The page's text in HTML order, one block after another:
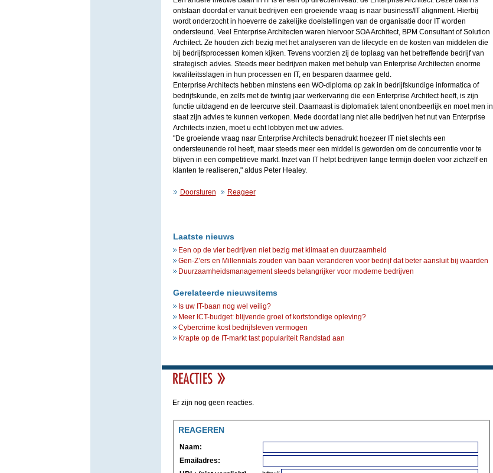
ontstaan doordat er vanuit bedrijven een groeiende vraag is naar business/IT alignment. Hierbij
wordt onderzocht in hoeverre de zakelijke doelstellingen van de organisatie door IT worden
ondersteund. Veel Enterprise Architecten waren hiervoor SOA Architect, BPM Consultant of Solution
Architect. Ze houden zich bezig met het analyseren van de lifecycle en de kosten van middelen die
bij bedrijfsprocessen komen kijken. Tevens voorzien zij de toplaag van het betreffende bedrijf van
strategisch advies. Steeds meer bedrijven maken met behulp van Enterprise Architecten enorme
kwaliteitsslagen in hun processen en IT, en besparen daarmee geld.
Enterprise Architects hebben minstens een WO-diploma op zak in bedrijfskundige informatica of
bedrijfskunde, en zelfs met de twintig jaar werkervaring die een Enterprise Architect heeft, is zijn
functie uitdagend en de leercurve steil. Daarnaast is diplomatiek talent onontbeerlijk en moet men in
staat zijn advies te kunnen verkopen. Mede doordat lang niet alle bedrijven het nut van Enterprise
Architects inzien, moet u echt lobbyen met uw advies.
"De groeiende vraag naar Enterprise Architects benadrukt hoezeer IT niet slechts een
ondersteunende rol heeft, maar steeds meer een middel is geworden om de concurrentie voor te
blijven in een competitieve markt. Inzet van IT helpt bedrijven lange termijn doelen voor zichzelf en
klanten te realiseren," aldus Peter Healey.
Doorsturen Reageer
Laatste nieuws
Een op de vier bedrijven niet bezig met klimaat en duurzaamheid
Gen-Z’ers en Millennials zouden van baan veranderen voor bedrijf dat beter aansluit bij waarden
Duurzaamheidsmanagement steeds belangrijker voor moderne bedrijven
Gerelateerde nieuwsitems
Is uw IT-baan nog wel veilig?
Meer ICT-budget: blijvende groei of kortstondige opleving?
Cybercrime kost bedrijfsleven vermogen
Krapte op de IT-markt tast populariteit Randstad aan
Er zijn nog geen reacties.
REAGEREN
Naam:
Emailadres: